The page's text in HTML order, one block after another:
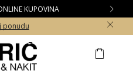
KUPOVINA
ponudu